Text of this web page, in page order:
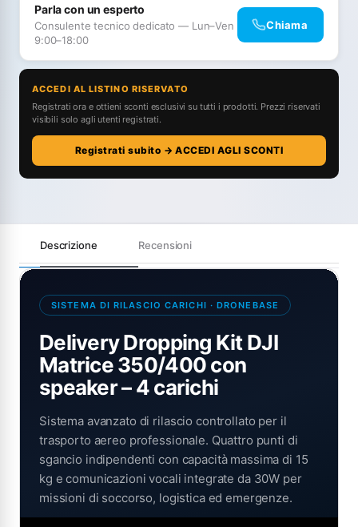
Parla con un esperto
Consulente tecnico dedicato — Lun–Ven
9:00–18:00
Chiama
ACCEDI AL LISTINO RISERVATO
Registrati ora e ottieni sconti esclusivi su tutti i prodotti. Prezzi riservati
visibili solo agli utenti registrati.
Registrati subito → ACCEDI AGLI SCONTI
Descrizione Recensioni
SISTEMA DI RILASCIO CARICHI · DRONEBASE
Delivery Dropping Kit DJI
Matrice 350/400 con
speaker – 4 carichi
Sistema avanzato di rilascio controllato per il
trasporto aereo professionale. Quattro punti di
sgancio indipendenti con capacità massima di 15
kg e comunicazioni vocali integrate da 30W per
missioni di soccorso, logistica ed emergenze.